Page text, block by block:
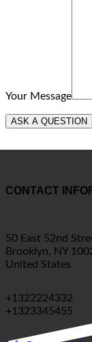
Your Message
CONTACT
50 East 52nd
Brooklyn, NY
United States
+1322224332
+1323345455